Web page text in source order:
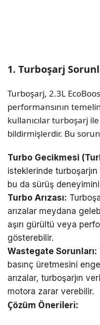
1. Turboşarj
Turboşarj, 2.3L
performansının
kullanıcılar turboşarj
bildirmişlerdir. Bu
Turbo Gecikmesi
isteklerinde
bu da sürüş
Turbo Arızası:
arızalar meydana
aşırı gürültü veya
gösterebilir.
Wastegate Sorunları:
basınç üretmesini
arızalar, turboşarjın
motora zarar verebilir.
Çözüm Önerileri: